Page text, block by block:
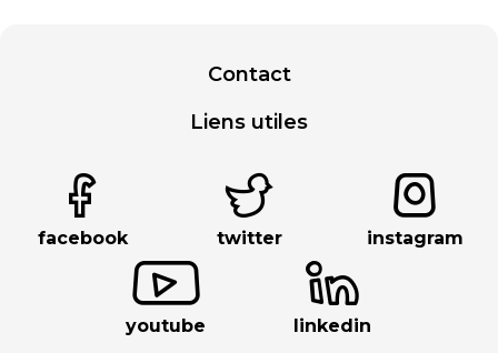
Contact
Liens utiles
facebook twitter instagram
youtube linkedin